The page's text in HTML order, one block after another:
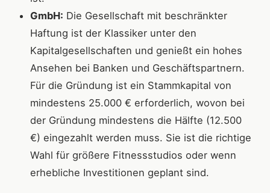
GmbH: Die Gesellschaft mit beschränkter
Haftung ist der Klassiker unter den
Kapitalgesellschaften und genießt ein hohes
Ansehen bei Banken und Geschäftspartnern.
Für die Gründung ist ein Stammkapital von
mindestens 25.000 € erforderlich, wovon bei
der Gründung mindestens die Hälfte (12.500
€) eingezahlt werden muss. Sie ist die richtige
Wahl für größere Fitnessstudios oder wenn
erhebliche Investitionen geplant sind.